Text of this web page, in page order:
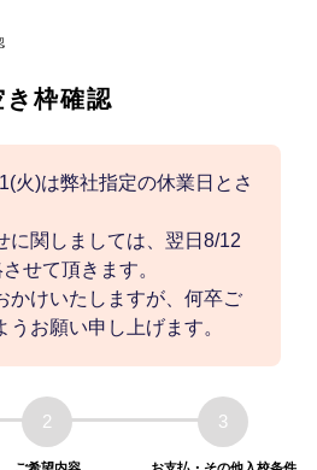
き枠確認
火)は弊社指定の休業日とさ
に関しましては、翌日8/12
せて頂きます。
かけいたしますが、何卒ご
お願い申し上げます。
2 3